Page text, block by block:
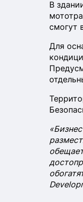
В
смогут
Для